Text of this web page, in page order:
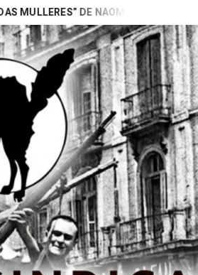
DE NAOMI (BARAN GALIZA)